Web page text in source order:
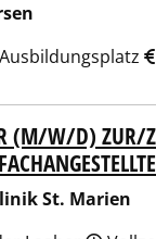
Ausbildungsplatz
(M/W/D) ZUR/
St. Marien